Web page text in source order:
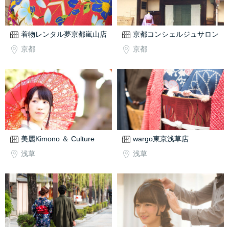
着物レンタル夢京都嵐山店
京都
京都コンシェルジュサロン
京都
美麗Kimono ＆ Culture
浅草
wargo東京浅草店
浅草